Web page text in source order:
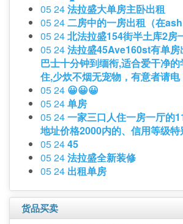
05 24法拉盛大单房主卧出租
05 24二房中的一房出租（在ash
05 24北法拉盛154街半土库2房
05 24法拉盛45Ave160st有单房
巴士十分钟到缅衔,适合爱干净
住,少炊不烟无宠物，有意者请电
05 24 😀😀😀
05 24单房
05 24一家三口人住一房一厅的
地址价格2000内的、信用等级特
05 2445
05 24法拉盛全新装修
05 24 出租单房
货品买卖